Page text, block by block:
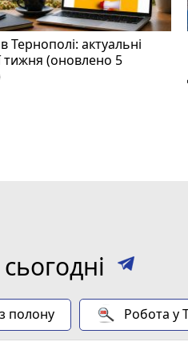
Тернополі: актуальні
тижня (оновлено 5
полону Робота у